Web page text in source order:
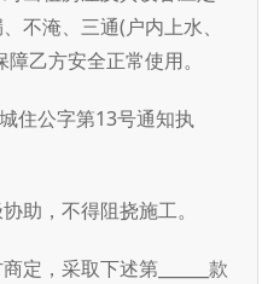
不淹、三通(户内上水、
乙方安全正常使用。
住公字第13号通知执
助，不得阻挠施工。
定，采取下述第______款